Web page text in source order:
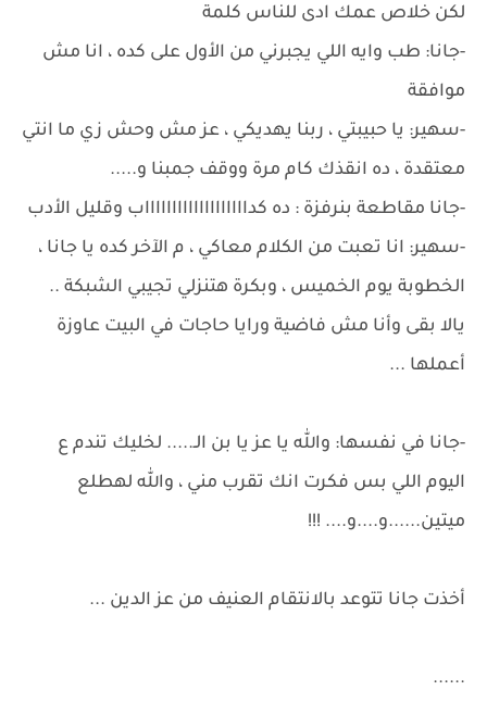
لكن خلاص عمك ادى للناس كلمة
-جانا: طب وايه اللي يجبرني من الأول على كده ، انا مش
موافقة
-سهير: يا حبيبتي ، ربنا يهديكي ، عز مش وحش زي ما انتي
معتقدة ، ده انقذك كام مرة ووقف جمبنا و.....
-جانا مقاطعة بنرفزة : ده كداااااااااااااااااااب وقليل الأدب
-سهير: انا تعبت من الكلام معاكي ، م الآخر كده يا جانا ،
الخطوبة يوم الخميس ، وبكرة هتنزلي تجيبي الشبكة ..
يالا بقى وأنا مش فاضية ورايا حاجات في البيت عاوزة
أعملها ...
-جانا في نفسها: والله يا عز يا بن الـ..... لخليك تندم ع
اليوم اللي بس فكرت انك تقرب مني ، والله لهطلع
ميتين......و....و.... !!!
أخذت جانا تتوعد بالانتقام العنيف من عز الدين ...
......